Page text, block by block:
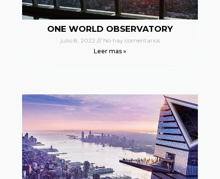
ONE WORLD OBSERVATORY
julio 8, 2022
No hay comentarios
Leer mas »